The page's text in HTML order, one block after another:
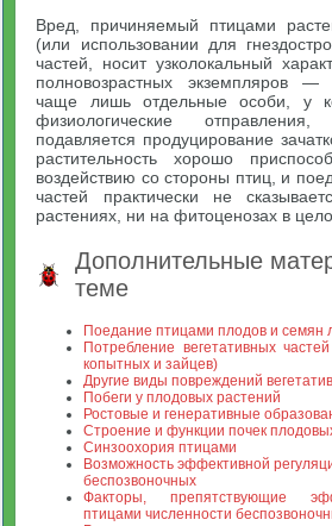
Вред, причиняемый птицами
(или использовании для
частей, носит узколокальный
полновозрастных экземпляров —
чаще лишь отдельные особи, у
физиологические
подавляется продуцирование
растительность хорошо
воздействию со стороны птиц, и
частей практически не
растениях, ни на фитоценозах в
Дополнительные
теме
Поедание птицами плодов и семян
Потребление вегетативных
копытных и зайцев)
Другие виды повреждений
Побеги у плодовых растений
Ростовые и генеративные
Строение и функции почек
Синзоохория птицами
Возможность эффективной
беспозвоночных
Факторы, препятствующие
птицами численности